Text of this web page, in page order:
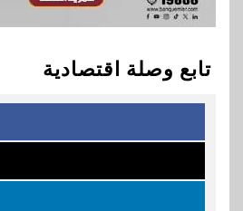
تابع وصلة اقتصادية